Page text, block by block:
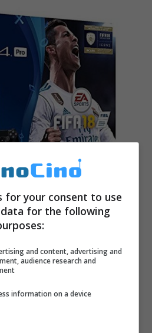
in forte sconto di circa
vede protagonista la
PlayStation 4
di calcio più famoso al
for your consent to use
for the following
and content, advertising and
audience research and
information on a device